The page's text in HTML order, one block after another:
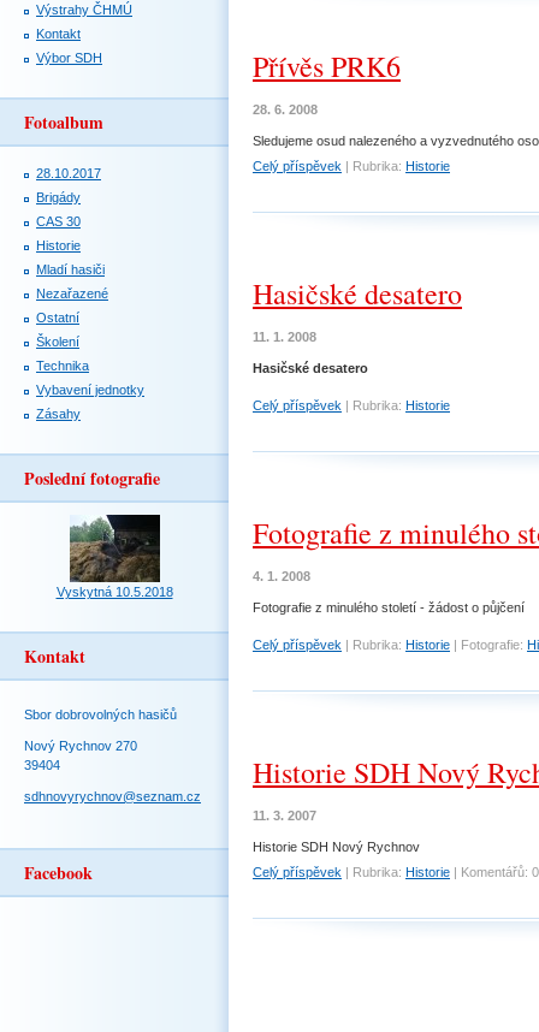
Přívěs PRK6
28. 6. 2008
Sledujeme osud nalezeného a vyzvednutého
Celý příspěvek | Rubrika: Historie
Hasičské desatero
11. 1. 2008
Hasičské desatero
Celý příspěvek | Rubrika: Historie
Fotografie z minulého
4. 1. 2008
Fotografie z minulého století - žádost o půjčení
Celý příspěvek | Rubrika: Historie | Fotografie:
Historie SDH Nový
11. 3. 2007
Historie SDH Nový Rychnov
Celý příspěvek | Rubrika: Historie | Komentářů: 0
Výstrahy ČHMÚ
Kontakt
Výbor SDH
Fotoalbum
28.10.2017
Brigády
CAS 30
Historie
Mladí hasiči
Nezařazené
Ostatní
Školení
Technika
Vybavení jednotky
Zásahy
Poslední fotografie
Vyskytná 10.5.2018
Kontakt
Sbor dobrovolných hasičů
Nový Rychnov 270
39404
sdhnovyrychnov@seznam.cz
Facebook